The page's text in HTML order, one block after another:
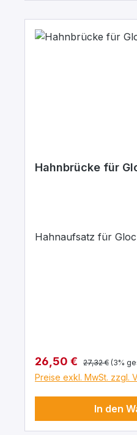
Hahnbrücke für
Hahnaufsatz für
Verkaufspreis:
26,50 € Regulärer Preis:
27,32 € (3%
Preise exkl. MwSt. zzgl.
In den